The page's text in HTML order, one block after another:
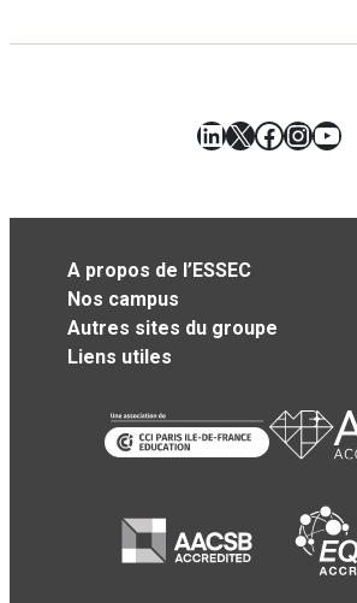
LinkedIn
X
A propos de l’ESSEC
Nos campus
Autres sites du groupe
Liens utiles